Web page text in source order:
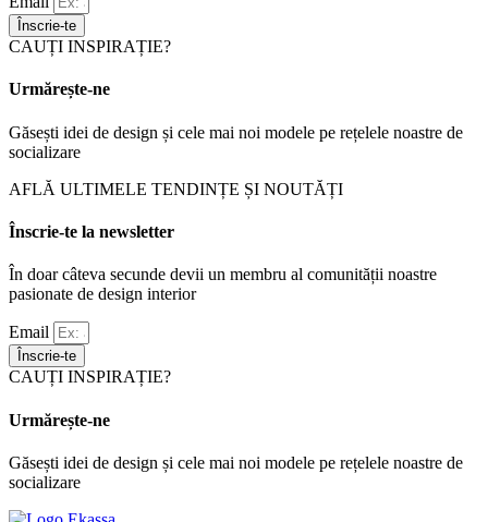
Înscrie-te
CAUȚI INSPIRAȚIE?
Urmărește-ne
Găsești idei de design și cele mai noi modele pe rețelele noastre de
socializare
AFLĂ ULTIMELE TENDINȚE ȘI NOUTĂȚI
Înscrie-te la newsletter
În doar câteva secunde devii un membru al comunității noastre
pasionate de design interior
Email
Înscrie-te
CAUȚI INSPIRAȚIE?
Urmărește-ne
Găsești idei de design și cele mai noi modele pe rețelele noastre de
socializare